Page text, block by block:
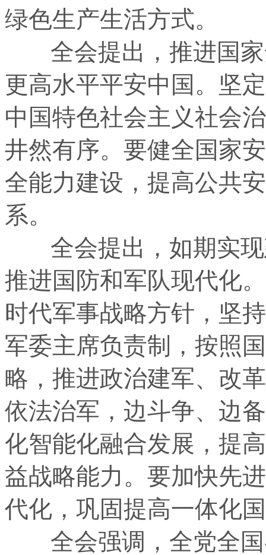
绿色生产生活方式。
全会提出，推进国家
更高水平平安中国。坚
中国特色社会主义社会
井然有序。要健全国家
全能力建设，提高公共
系。
全会提出，如期实现
推进国防和军队现代化
时代军事战略方针，坚
军委主席负责制，按照
略，推进政治建军、改
依法治军，边斗争、边
化智能化融合发展，提
益战略能力。要加快先
代化，巩固提高一体化
全会强调，全党全国